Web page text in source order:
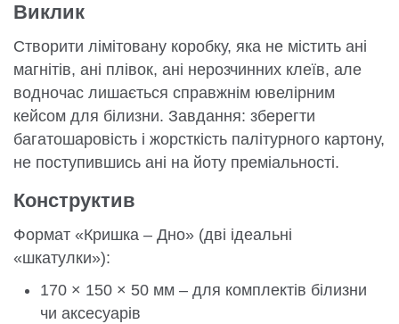
Виклик
Створити лімітовану коробку, яка не містить ані
магнітів, ані плівок, ані нерозчинних клеїв, але
водночас лишається справжнім ювелірним
кейсом для білизни. Завдання: зберегти
багатошаровість і жорсткість палітурного картону,
не поступившись ані на йоту преміальності.
Конструктив
Формат «Кришка – Дно» (дві ідеальні
«шкатулки»):
170 × 150 × 50 мм – для комплектів білизни
чи аксесуарів